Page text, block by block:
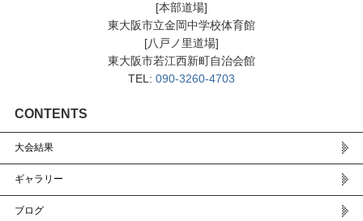
[本部道場]
東大阪市立金岡中学校体育館
[八戸ノ里道場]
東大阪市若江西新町自治会館
TEL: 090-3260-4703
CONTENTS
大会結果
ギャラリー
ブログ